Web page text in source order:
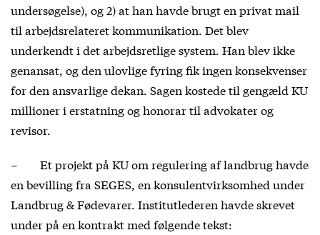
undersøgelse), og 2) at han havde brugt en privat mail
til arbejdsrelateret kommunikation. Det blev
underkendt i det arbejdsretlige system. Han blev ikke
genansat, og den ulovlige fyring fik ingen konsekvenser
for den ansvarlige dekan. Sagen kostede til gengæld KU
millioner i erstatning og honorar til advokater og
revisor.
– Et projekt på KU om regulering af landbrug havde
en bevilling fra SEGES, en konsulentvirksomhed under
Landbrug & Fødevarer. Institutlederen havde skrevet
under på en kontrakt med følgende tekst: